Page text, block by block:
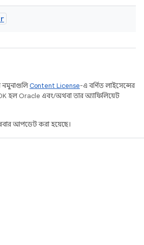
নমুনাগুলিContent License-এ বর্ণিত লাইসেন্সের
হল Oracle এবং/অথবা তার অ্যাফিলিয়েট
আপডেট করা হয়েছে।